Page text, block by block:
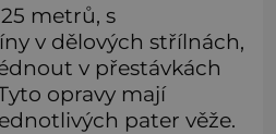
metrů, s
v dělových střílnách,
v přestávkách
opravy mají
pater věže.